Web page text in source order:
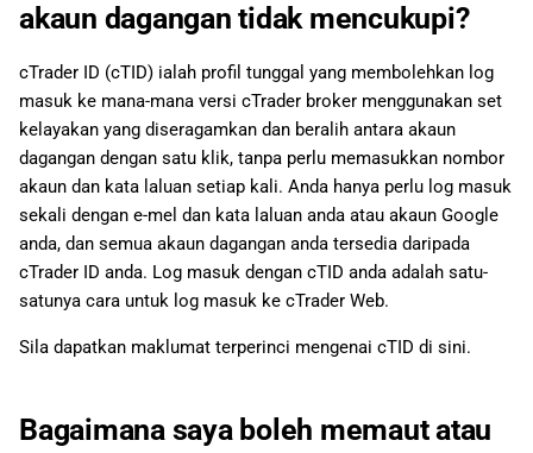
akaun dagangan tidak mencukupi?
cTrader ID (cTID) ialah profil tunggal yang membolehkan log
masuk ke mana-mana versi cTrader broker menggunakan set
kelayakan yang diseragamkan dan beralih antara akaun
dagangan dengan satu klik, tanpa perlu memasukkan nombor
akaun dan kata laluan setiap kali. Anda hanya perlu log masuk
sekali dengan e-mel dan kata laluan anda atau akaun Google
anda, dan semua akaun dagangan anda tersedia daripada
cTrader ID anda. Log masuk dengan cTID anda adalah satu-
satunya cara untuk log masuk ke cTrader Web.
Sila dapatkan maklumat terperinci mengenai cTID di sini.
Bagaimana saya boleh memaut atau